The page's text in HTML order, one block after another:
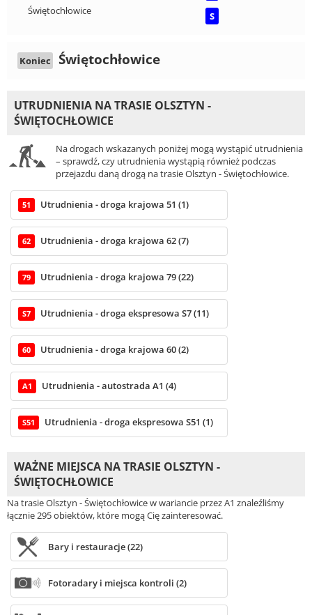
Świętochłowice
S
Koniec Świętochłowice
UTRUDNIENIA NA TRASIE OLSZTYN -
ŚWIĘTOCHŁOWICE
Na drogach wskazanych poniżej mogą wystąpić utrudnienia
– sprawdź, czy utrudnienia wystąpią również podczas
przejazdu daną drogą na trasie Olsztyn - Świętochłowice.
51 Utrudnienia - droga krajowa 51 (1)
62 Utrudnienia - droga krajowa 62 (7)
79 Utrudnienia - droga krajowa 79 (22)
S7 Utrudnienia - droga ekspresowa S7 (11)
60 Utrudnienia - droga krajowa 60 (2)
A1 Utrudnienia - autostrada A1 (4)
S51 Utrudnienia - droga ekspresowa S51 (1)
WAŻNE MIEJSCA NA TRASIE OLSZTYN -
ŚWIĘTOCHŁOWICE
Na trasie Olsztyn - Świętochłowice w wariancie przez A1 znaleźliśmy
łącznie 295 obiektów, które mogą Cię zainteresować.
Bary i restauracje (22)
Fotoradary i miejsca kontroli (2)